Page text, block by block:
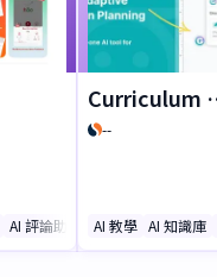
AI 評論助手
Curriculum Genie
--
AI 教學 AI 知識庫